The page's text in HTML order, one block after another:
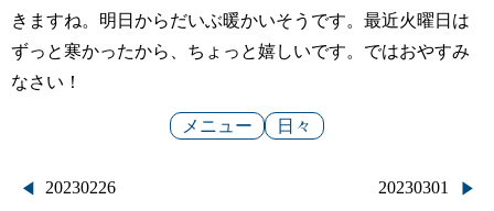
きますね。明日からだいぶ暖かいそうです。最近火曜日は
ずっと寒かったから、ちょっと嬉しいです。ではおやすみ
なさい！
メニュー 日々
投 20230226 20230301